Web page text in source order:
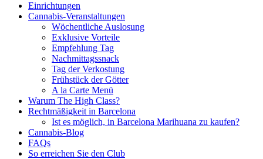
Einrichtungen
Cannabis-Veranstaltungen
Wöchentliche Auslosung
Exklusive Vorteile
Empfehlung Tag
Nachmittagssnack
Tag der Verkostung
Frühstück der Götter
A la Carte Menü
Warum The High Class?
Rechtmäßigkeit in Barcelona
Ist es möglich, in Barcelona Marihuana zu kaufen?
Cannabis-Blog
FAQs
So erreichen Sie den Club